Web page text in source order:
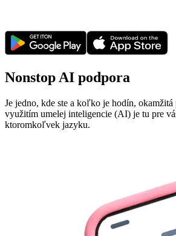
Nonstop AI podpora
Je jedno, kde ste a koľko je hodín, okamžitá
využitím umelej inteligencie (AI) je tu pre
ktoromkoľvek jazyku.